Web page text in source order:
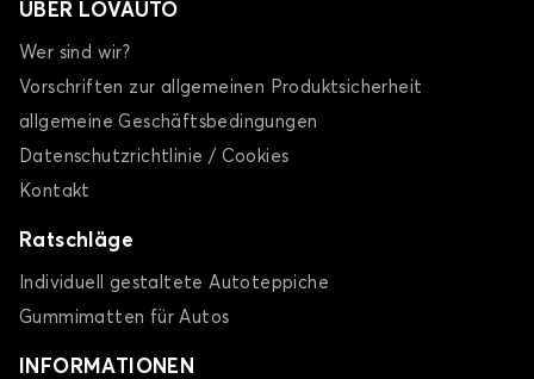
Autoplane für HYUNDAI i10
ÜBER LOVAUTO
Wer sind wir?
Vorschriften zur allgemeinen Produktsicherheit
allgemeine Geschäftsbedingungen
Datenschutzrichtlinie / Cookies
Kontakt
Ratschläge
Individuell gestaltete Autoteppiche
Gummimatten für Autos
INFORMATIONEN